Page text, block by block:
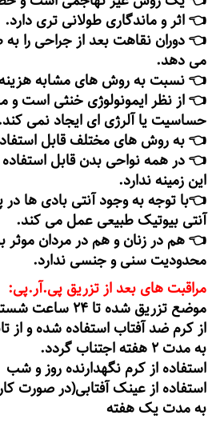
👈 اثر و ماندگاری طولانی تری دارد.
👈 دوران نقاهت بعد از جراحی
می دهد.
👈 نسبت به روش های مشابه هزینه
👈 از نظر ایمونولوژی خنثی است و
حساسیت یا آلرژی ای ایجاد نمی
👈 به روش های مختلف قابل
👈 در همه نواحی بدن قابل
این زمینه ندارد.
👈با توجه به وجود آنتی بادی ها
آنتی بیوتیک طبیعی عمل می کند.
👈 هم در زنان و هم در مردان موثر
محدودیت سنی و جنسی ندارد.
مراقبت های بعد از تزریق پی.آر.پی:
موضع تزریق شده تا ۲۴ ساعت شسته نشود.
از کرم ضد آفتاب استفاده شده و از
به مدت ۲ هفته اجتناب گردد.
استفاده از کرم نگهدارنده روز و شب
استفاده از عینک آفتابی(در صورت
به مدت یک هفته